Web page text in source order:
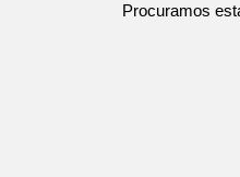
Procuramos